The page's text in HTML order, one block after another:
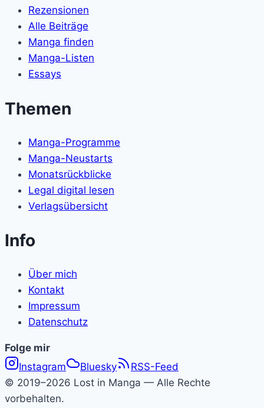
Rezensionen
Alle Beiträge
Manga finden
Manga-Listen
Essays
Themen
Manga-Programme
Manga-Neustarts
Monatsrückblicke
Legal digital lesen
Verlagsübersicht
Info
Über mich
Kontakt
Impressum
Datenschutz
Folge
Lost
in
Folge mir
Instagram
Bluesky
RSS-Feed
© 2019–2026 Lost in Manga — Alle Rechte
vorbehalten.